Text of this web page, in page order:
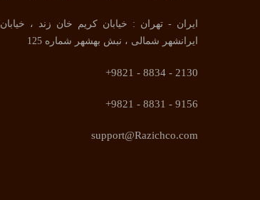
ایران - تهران : خیابان کریم خان زند ، خیابان
ایرانشهر شمالی ، نبش بهشهر شماره 125
2130 - 8834 - 9821+
9156 - 8831 - 9821+
support@Razichco.com